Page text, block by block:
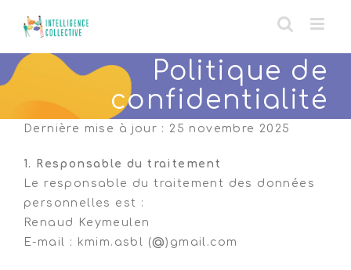
Politique de
confidentialité
Dernière mise à jour : 25 novembre 2025
1. Responsable du traitement
Le responsable du traitement des données
personnelles est :
Renaud Keymeulen
E-mail : kmim.asbl (@)gmail.com